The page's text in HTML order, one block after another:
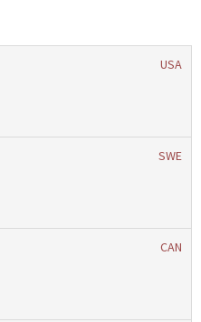
USA
SWE
CAN